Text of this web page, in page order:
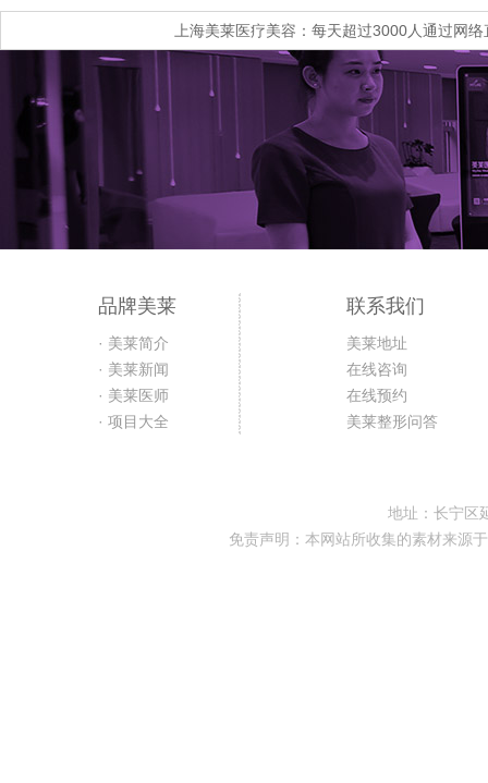
上海美莱医疗美容：每天超过3000人通过网
品牌美莱
· 美莱简介
· 美莱新闻
· 美莱医师
· 项目大全
联系我们
美莱地址
在线咨询
在线预约
美莱整形问答
地址：长宁区
免责声明：本网站所收集的素材来源